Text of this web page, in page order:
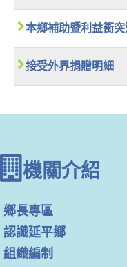
本鄉補助暨利益衝
接受外界捐贈明細
機關介紹
鄉長專區
認識延平鄉
組織編制